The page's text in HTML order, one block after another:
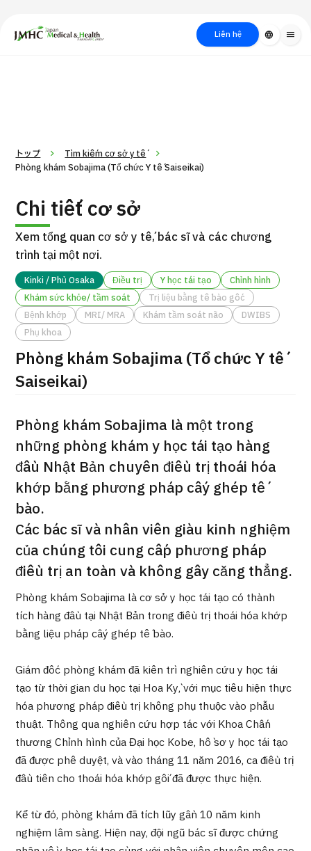
Trung tâm Du lịch Y tế & Sức khỏe Nhật Bản (JMHC)
Liên hệ language menu
TOP
Giới thiệu
Bệnh nhân QT
Quy trình khám chữa bệnh
Chương trình
Tìm theo xét nghiệm / phương pháp /
cách điều trị
Tìm kiếm y học thẩm mỹ
Nội dung nổi bật
Tin tức
Công ty vận hành
Gói dịch vụ ý kiến y tế thứ hai cho bệnh nhân quốc tế（Bệnh
viện Đa khoa Shonan Kamakura）
治療 治療
2026.01.12
トップ
Tìm kiếm cơ sở y tế
Phòng khám Sobajima (Tổ chức Y tế Saiseikai)
Chi tiết cơ sở
Xem tổng quan cơ sở y tế, bác sĩ và các chương
trình tại một nơi.
Kinki / Phủ Osaka Điều trị Y học tái tạo
Chỉnh hình
Khám sức khỏe/ tầm soát
Trị liệu bằng tế bào gốc
Bệnh khớp
MRI/ MRA Khám tầm soát não
DWIBS
Phụ khoa
Phòng khám Sobajima (Tổ chức Y tế
Saiseikai)
Phòng khám Sobajima là một trong
những phòng khám y học tái tạo hàng
đầu Nhật Bản chuyên điều trị thoái hóa
khớp bằng phương pháp cấy ghép tế
bào.
Các bác sĩ và nhân viên giàu kinh nghiệm
của chúng tôi cung cấp phương pháp
điều trị an toàn và không gây căng thẳng.
Phòng khám Sobajima là cơ sở y học tái tạo có thành
tích hàng đầu tại Nhật Bản trong điều trị thoái hóa khớp
bằng liệu pháp cấy ghép tế bào.
Giám đốc phòng khám đã kiên trì nghiên cứu y học tái
tạo từ thời gian du học tại Hoa Kỳ, với mục tiêu hiện thực
hóa phương pháp điều trị không phụ thuộc vào phẫu
thuật. Thông qua nghiên cứu hợp tác với Khoa Chấn
thương Chỉnh hình của Đại học Kobe, hồ sơ y học tái tạo
đã được phê duyệt, và vào tháng 11 năm 2016, ca điều trị
đầu tiên cho thoái hóa khớp gối đã được thực hiện.
Kể từ đó, phòng khám đã tích lũy gần 10 năm kinh
nghiệm lâm sàng. Hiện nay, đội ngũ bác sĩ được chứng